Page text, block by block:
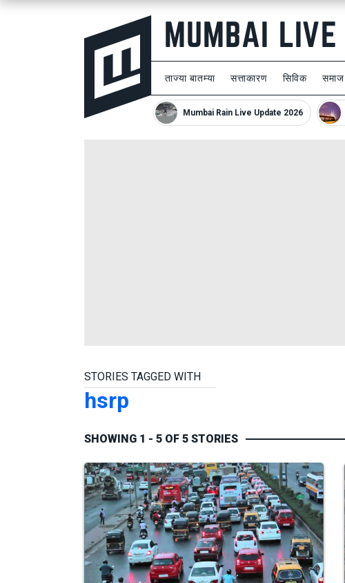
ताज्या बातम्या सत्ताकारण सिविक समाज
Mumbai Rain Live Update 2026
STORIES TAGGED WITH
hsrp
SHOWING 1 - 5 OF 5 STORIES